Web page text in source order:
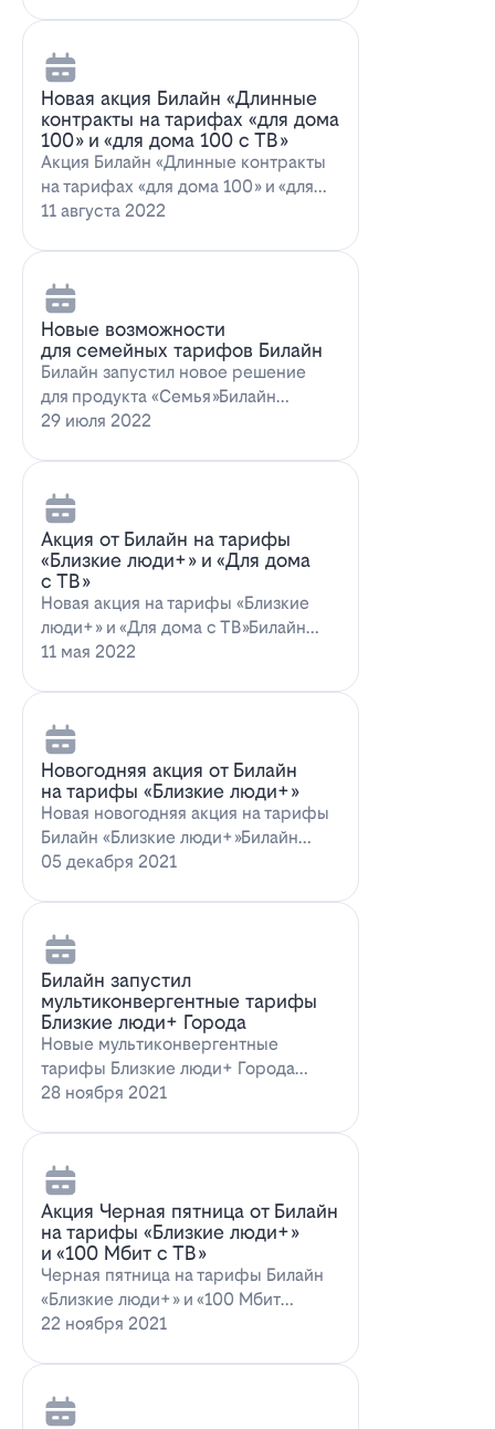
Новая акция Билайн «Длинные
контракты на тарифах «для дома
100» и «для дома 100 с ТВ»
Акция Билайн «Длинные контракты
на тарифах «для дома 100» и «для
дома 100 с…
11 августа 2022
Новые возможности
для семейных тарифов Билайн
Билайн запустил новое решение
для продукта «Семья»Билайн
объявил о запуске новых возможн…
29 июля 2022
Акция от Билайн на тарифы
«Близкие люди+» и «Для дома
с ТВ»
Новая акция на тарифы «Близкие
люди+» и «Для дома с ТВ»Билайн
предлагает выг…
11 мая 2022
Новогодняя акция от Билайн
на тарифы «Близкие люди+»
Новая новогодняя акция на тарифы
Билайн «Близкие люди+»Билайн
предлагает новогоднее пред…
05 декабря 2021
Билайн запустил
мультиконвергентные тарифы
Близкие люди+ Города
Новые мультиконвергентные
тарифы Близкие люди+ Города
от БилайнОператор Билайн радует
28 ноября 2021
Акция Черная пятница от Билайн
на тарифы «Близкие люди+»
и «100 Мбит с ТВ»
Черная пятница на тарифы Билайн
«Близкие люди+» и «100 Мбит
с ТВ»Билайн пред…
22 ноября 2021